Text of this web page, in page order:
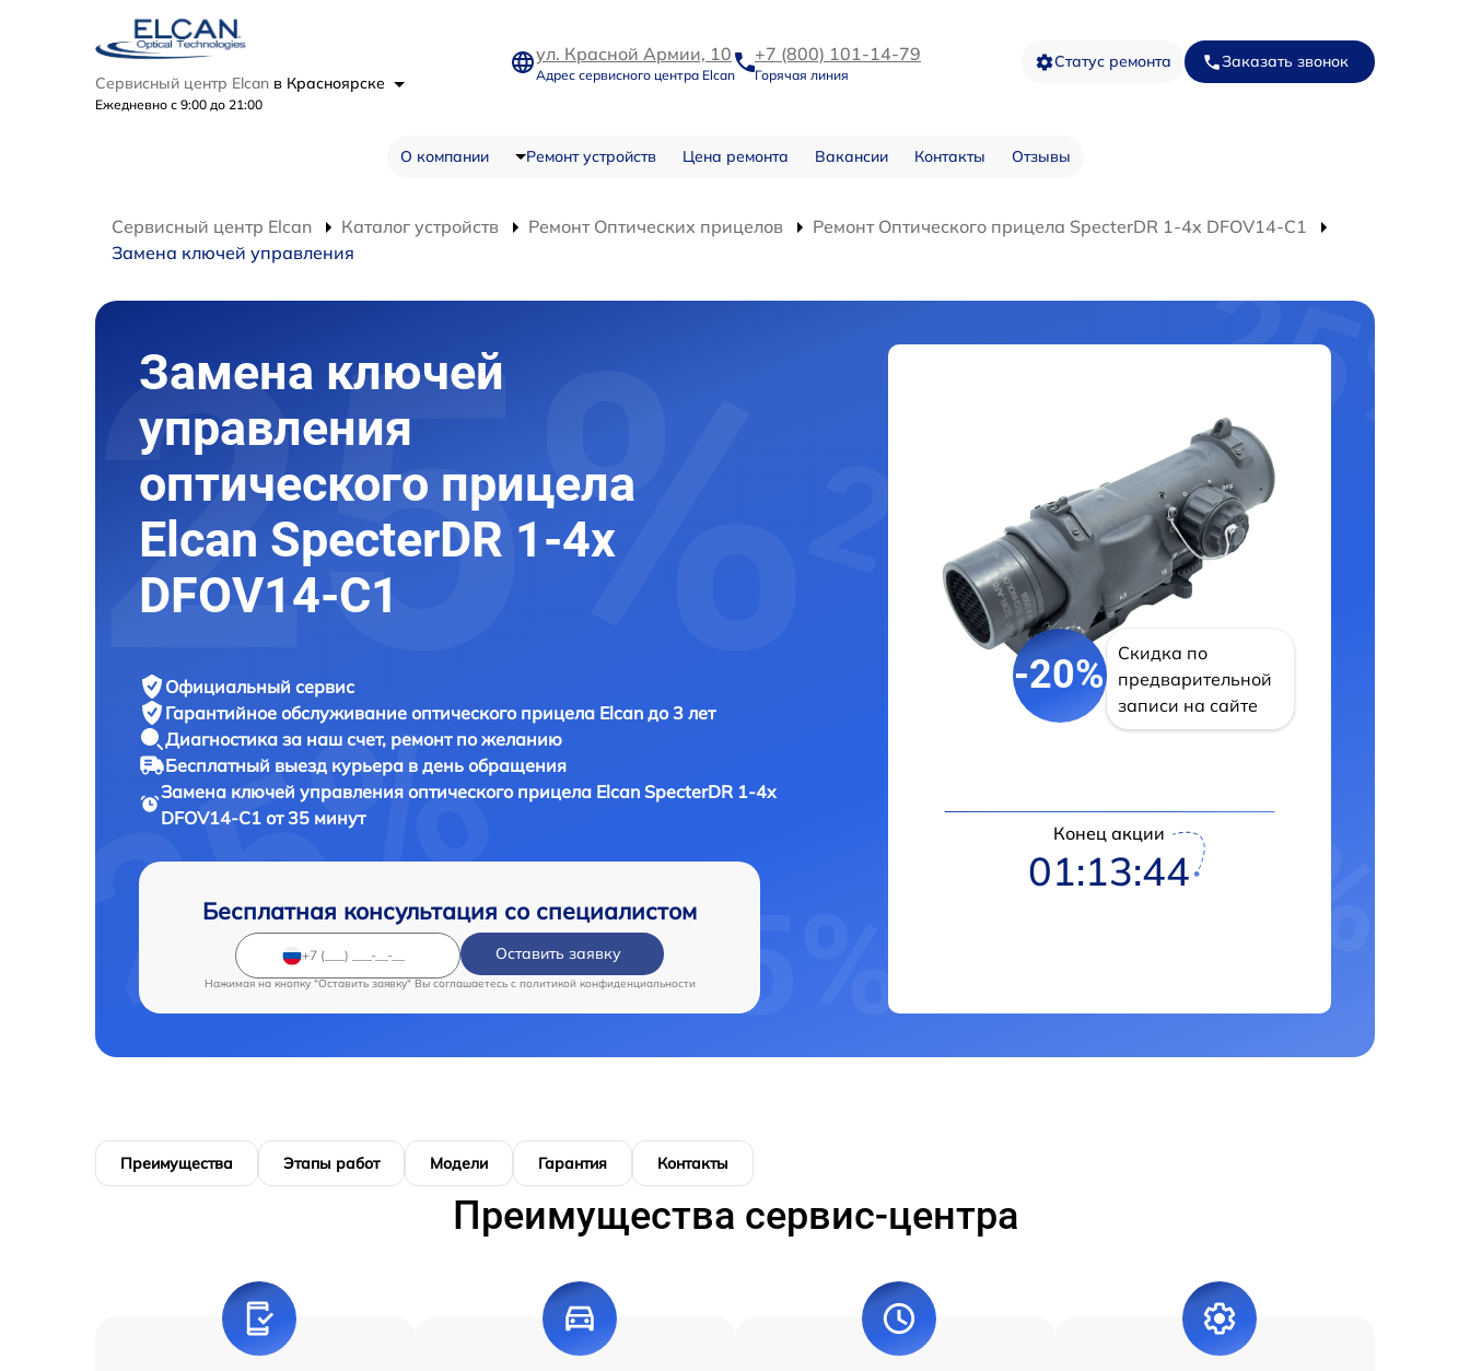
Сервисный центр Elcan в Красноярске
Ежедневно с 9:00 до 21:00
ул. Красной Армии, 10
Адрес сервисного центра Elcan
+7 (800) 101-14-79
Горячая линия
Статус ремонта Заказать звонок
О компании Ремонт устройств Цена ремонта Вакансии Контакты Отзывы
Сервисный центр Elcan Каталог устройств Ремонт Оптических прицелов
Ремонт Оптического прицела SpecterDR 1-4x DFOV14-C1
Замена ключей управления
Замена ключей
управления
оптического прицела
Elcan SpecterDR 1-4x
DFOV14-C1
Официальный сервис
Гарантийное обслуживание оптического прицела Elcan до 3 лет
Диагностика за наш счет, ремонт по желанию
Бесплатный выезд курьера в день обращения
Замена ключей управления оптического прицела Elcan SpecterDR 1-4x
DFOV14-C1 от 35 минут
Бесплатная консультация со специалистом
Оставить заявку
Нажимая на кнопку "Оставить заявку" Вы соглашаетесь c политикой конфиденциальности
-20%
Скидка по
предварительной
записи на сайте
Конец акции
01:13:43
Преимущества Этапы работ Модели Гарантия Контакты
Преимущества сервис-центра